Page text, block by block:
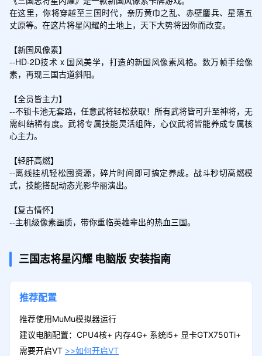
在这里，你将穿越至三国时代，亲历黄巾之乱、赤壁鏖兵、星落五
丈原等。在这片将星闪耀的土地上，天下大势将因你而改变。
【新国风像素】
--HD-2D技术 x 国风美学，打造的新国风像素风格。数万帧手绘像
素，再现三国古道斜阳。
【全员皆主力】
--不锁卡池无套路，任意武将轻松获取！所有武将皆可升至神将，无
需纠结稀有度。武将专属技能灵活组阵，心仪武将皆能养成专属核
心主力。
【轻肝高燃】
--离线挂机轻松囤资源，碎片时间即可搞定养成。战斗秒切高燃模
式，技能搭配动态光影华丽演出。
【复古情怀】
--主机级像素画质，带你重临英雄辈出的热血三国。
三国志将星闪耀 电脑版 安装指南
推荐配置
推荐使用MuMu模拟器运行
建议电脑配置：CPU4核+ 内存4G+ 系统i5+ 显卡GTX750Ti+
需要开启VT >>如何开启VT